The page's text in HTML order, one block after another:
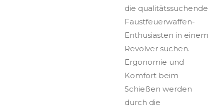
die qualitätssuchende
Faustfeuerwaffen-
Enthusiasten in einem
Revolver suchen.
Ergonomie und
Komfort beim
Schießen werden
durch die